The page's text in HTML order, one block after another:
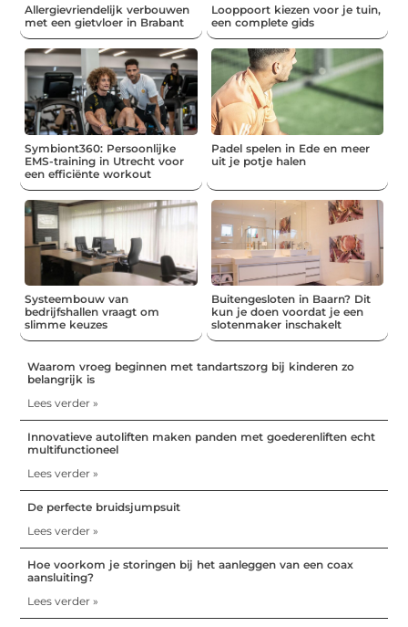
Allergievriendelijk verbouwen
met een gietvloer in Brabant
Looppoort kiezen voor je tuin,
een complete gids
Symbiont360: Persoonlijke
EMS-training in Utrecht voor
een efficiënte workout
Padel spelen in Ede en meer
uit je potje halen
Systeembouw van
bedrijfshallen vraagt om
slimme keuzes
Buitengesloten in Baarn? Dit
kun je doen voordat je een
slotenmaker inschakelt
Waarom vroeg beginnen met tandartszorg bij kinderen zo
belangrijk is
Lees verder »
Innovatieve autoliften maken panden met goederenliften echt
multifunctioneel
Lees verder »
De perfecte bruidsjumpsuit
Lees verder »
Hoe voorkom je storingen bij het aanleggen van een coax
aansluiting?
Lees verder »